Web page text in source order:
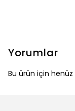
Yorumlar
Bu ürün için henüz